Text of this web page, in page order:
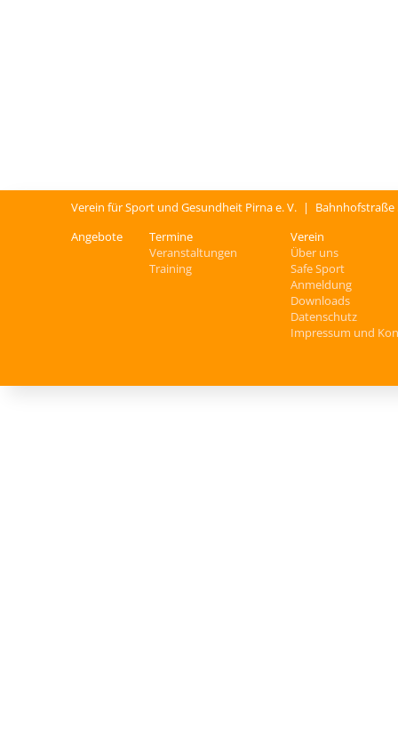
Verein für Sport und Gesundheit Pirna e. V. |
Angebote
Termine
Veranstaltungen
Training
Verein
Über uns
Safe Sport
Anmeldung
Downloads
Datenschutz
Impressum und